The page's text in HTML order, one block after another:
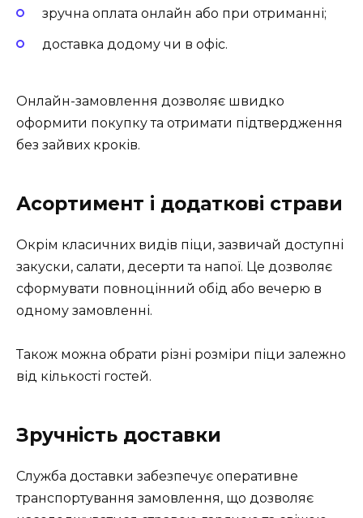
зручна оплата онлайн або при отриманні;
доставка додому чи в офіс.
Онлайн-замовлення дозволяє швидко
оформити покупку та отримати підтвердження
без зайвих кроків.
Асортимент і додаткові страви
Окрім класичних видів піци, зазвичай доступні
закуски, салати, десерти та напої. Це дозволяє
сформувати повноцінний обід або вечерю в
одному замовленні.
Також можна обрати різні розміри піци залежно
від кількості гостей.
Зручність доставки
Служба доставки забезпечує оперативне
транспортування замовлення, що дозволяє